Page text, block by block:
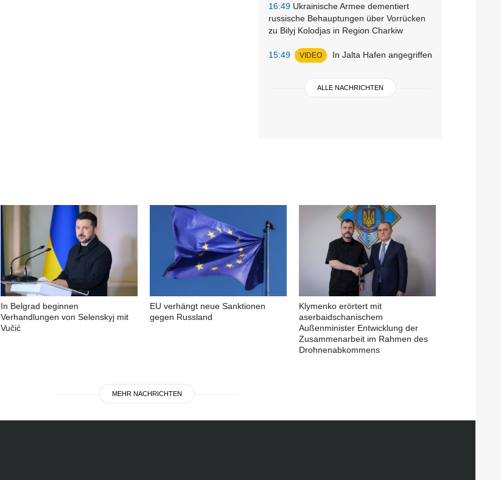
16:49 Ukrainische Armee dementiert
russische Behauptungen über Vorrücken
zu Bilyj Kolodjas in Region Charkiw
15:49 VIDEO In Jalta Hafen angegriffen
ALLE NACHRICHTEN
In Belgrad beginnen
Verhandlungen von Selenskyj mit
Vučić
EU verhängt neue Sanktionen
gegen Russland
Klymenko erörtert mit
aserbaidschanischem
Außenminister Entwicklung der
Zusammenarbeit im Rahmen des
Drohnenabkommens
MEHR NACHRICHTEN